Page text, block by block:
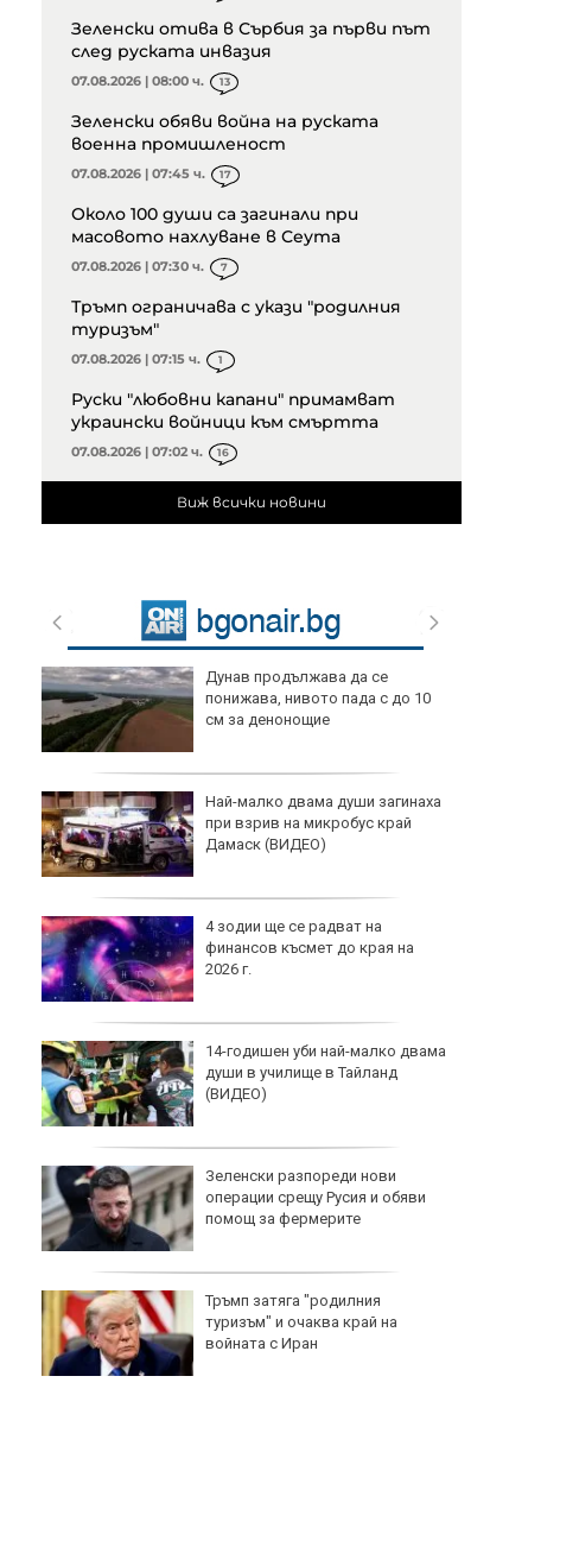
Зеленски отива в Сърбия за първи път
след руската инвазия
07.08.2026 | 08:00 ч. 13
Зеленски обяви война на руската
военна промишленост
07.08.2026 | 07:45 ч. 17
Около 100 души са загинали при
масовото нахлуване в Сеута
07.08.2026 | 07:30 ч. 7
Тръмп ограничава с укази "родилния
туризъм"
07.08.2026 | 07:15 ч. 1
Руски "любовни капани" примамват
украински войници към смъртта
07.08.2026 | 07:02 ч. 16
Виж всички новини
Дунав продължава да се
понижава, нивото пада с до 10
см за денонощие
Най-малко двама души загинаха
при взрив на микробус край
Дамаск (ВИДЕО)
4 зодии ще се радват на
финансов късмет до края на
2026 г.
14-годишен уби най-малко двама
души в училище в Тайланд
(ВИДЕО)
Зеленски разпореди нови
операции срещу Русия и обяви
помощ за фермерите
Тръмп затяга "родилния
туризъм" и очаква край на
войната с Иран